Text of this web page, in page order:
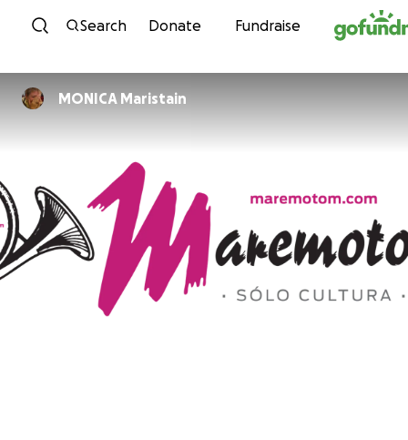
Skip to content
Search Donate Fundraise
MONICA Maristain